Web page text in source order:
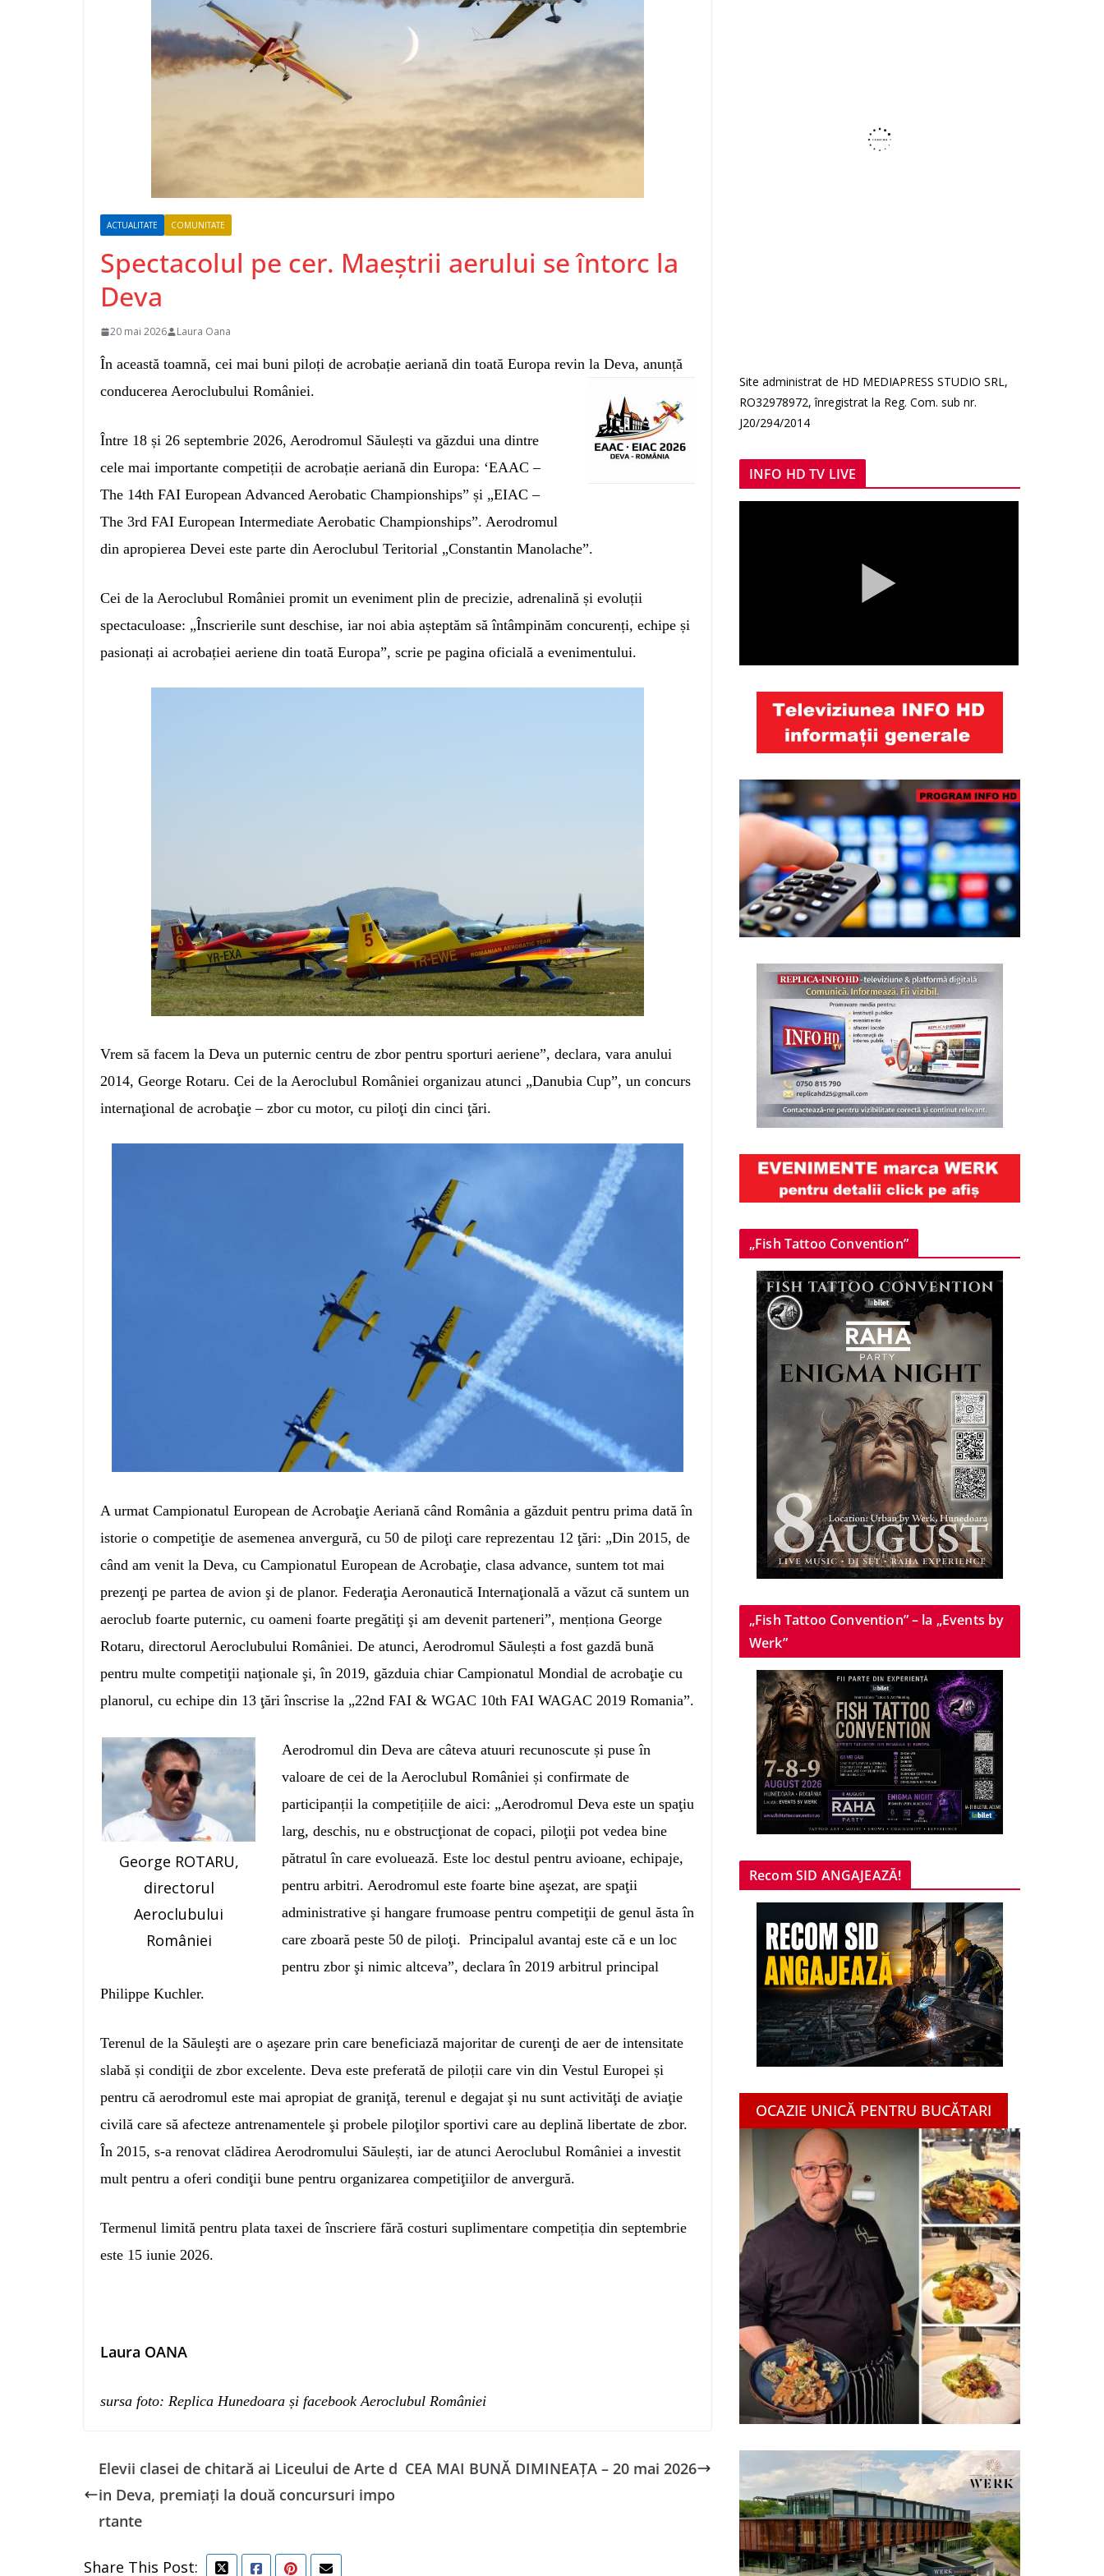
ACTUALITATE COMUNITATE
Spectacolul pe cer. Maeștrii aerului se întorc la
Deva
20 mai 2026 Laura Oana
În această toamnă, cei mai buni piloți de acrobație aeriană din toată Europa revin la Deva, anunță
conducerea Aeroclubului României.
Între 18 și 26 septembrie 2026, Aerodromul Săulești va găzdui una dintre
cele mai importante competiții de acrobație aeriană din Europa: ‘EAAC –
The 14th FAI European Advanced Aerobatic Championships” și „EIAC –
The 3rd FAI European Intermediate Aerobatic Championships”. Aerodromul
din apropierea Devei este parte din Aeroclubul Teritorial „Constantin Manolache”.
Cei de la Aeroclubul României promit un eveniment plin de precizie, adrenalină și evoluții
spectaculoase: „Înscrierile sunt deschise, iar noi abia așteptăm să întâmpinăm concurenți, echipe și
pasionați ai acrobației aeriene din toată Europa”, scrie pe pagina oficială a evenimentului.
Vrem să facem la Deva un puternic centru de zbor pentru sporturi aeriene”, declara, vara anului
2014, George Rotaru. Cei de la Aeroclubul României organizau atunci „Danubia Cup”, un concurs
internaţional de acrobaţie – zbor cu motor, cu piloţi din cinci ţări.
A urmat Campionatul European de Acrobaţie Aeriană când România a găzduit pentru prima dată în
istorie o competiţie de asemenea anvergură, cu 50 de piloţi care reprezentau 12 ţări: „Din 2015, de
când am venit la Deva, cu Campionatul European de Acrobaţie, clasa advance, suntem tot mai
prezenţi pe partea de avion şi de planor. Federaţia Aeronautică Internaţională a văzut că suntem un
aeroclub foarte puternic, cu oameni foarte pregătiţi şi am devenit parteneri”, menționa George
Rotaru, directorul Aeroclubului României. De atunci, Aerodromul Săulești a fost gazdă bună
pentru multe competiţii naţionale şi, în 2019, găzduia chiar Campionatul Mondial de acrobaţie cu
planorul, cu echipe din 13 ţări înscrise la „22nd FAI & WGAC 10th FAI WAGAC 2019 Romania”.
George ROTARU,
directorul
Aeroclubului
României
Aerodromul din Deva are câteva atuuri recunoscute și puse în
valoare de cei de la Aeroclubul României și confirmate de
participanții la competițiile de aici: „Aerodromul Deva este un spaţiu
larg, deschis, nu e obstrucţionat de copaci, piloţii pot vedea bine
pătratul în care evoluează. Este loc destul pentru avioane, echipaje,
pentru arbitri. Aerodromul este foarte bine aşezat, are spaţii
administrative şi hangare frumoase pentru competiţii de genul ăsta în
care zboară peste 50 de piloţi. Principalul avantaj este că e un loc
pentru zbor şi nimic altceva”, declara în 2019 arbitrul principal
Philippe Kuchler.
Terenul de la Săuleşti are o aşezare prin care beneficiază majoritar de curenţi de aer de intensitate
slabă și condiţii de zbor excelente. Deva este preferată de piloții care vin din Vestul Europei și
pentru că aerodromul este mai apropiat de graniţă, terenul e degajat şi nu sunt activităţi de aviaţie
civilă care să afecteze antrenamentele şi probele piloţilor sportivi care au deplină libertate de zbor.
În 2015, s-a renovat clădirea Aerodromului Săulești, iar de atunci Aeroclubul României a investit
mult pentru a oferi condiţii bune pentru organizarea competiţiilor de anvergură.
Termenul limită pentru plata taxei de înscriere fără costuri suplimentare competiția din septembrie
este 15 iunie 2026.
Laura OANA
sursa foto: Replica Hunedoara și facebook Aeroclubul României
Elevii clasei de chitară ai Liceului de Arte d
in Deva, premiați la două concursuri impo
rtante
CEA MAI BUNĂ DIMINEAȚA – 20 mai 2026
Share This Post:
Site administrat de HD MEDIAPRESS STUDIO SRL,
RO32978972, înregistrat la Reg. Com. sub nr.
J20/294/2014
INFO HD TV LIVE
„Fish Tattoo Convention”
„Fish Tattoo Convention” – la „Events by
Werk”
Recom SID ANGAJEAZĂ!
OCAZIE UNICĂ PENTRU BUCĂTARI